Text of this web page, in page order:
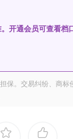
开通会员可查看档
保。交易纠纷、商